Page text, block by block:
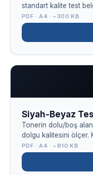
standart kalite test
PDF · A4 · ~300 KB
Siyah-Beyaz
Tonerin dolu/boş
dolgu kalitesini ölçer.
PDF · A4 · ~810 KB